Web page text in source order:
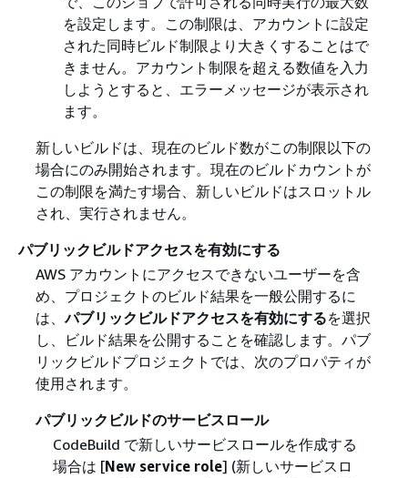
を設定します。この制限は、アカウントに設定
された同時ビルド制限より大きくすることはで
きません。アカウント制限を超える数値を入力
しようとすると、エラーメッセージが表示され
ます。
新しいビルドは、現在のビルド数がこの制限以下の
場合にのみ開始されます。現在のビルドカウントが
この制限を満たす場合、新しいビルドはスロットル
され、実行されません。
パブリックビルドアクセスを有効にする
AWS アカウントにアクセスできないユーザーを含
め、プロジェクトのビルド結果を一般公開するに
は、パブリックビルドアクセスを有効にするを選択
し、ビルド結果を公開することを確認します。パブ
リックビルドプロジェクトでは、次のプロパティが
使用されます。
パブリックビルドのサービスロール
CodeBuild で新しいサービスロールを作成する
場合は [New service role] (新しいサービスロ